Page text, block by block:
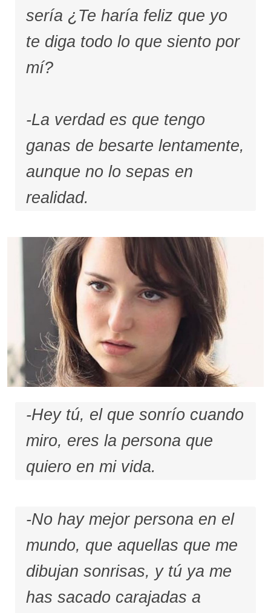
sería ¿Te haría feliz que yo
te diga todo lo que siento por
mí?
-La verdad es que tengo
ganas de besarte lentamente,
aunque no lo sepas en
realidad.
-Hey tú, el que sonrío cuando
miro, eres la persona que
quiero en mi vida.
-No hay mejor persona en el
mundo, que aquellas que me
dibujan sonrisas, y tú ya me
has sacado carajadas a